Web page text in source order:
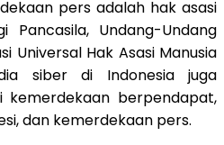
pers adalah hak asasi
Pancasila, Undang-Undang
Universal Hak Asasi Manusia
siber di Indonesia juga
kemerdekaan berpendapat,
dan kemerdekaan pers.